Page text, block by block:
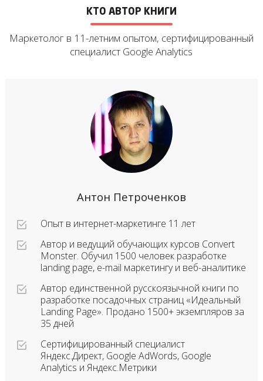
КТО АВТОР КНИГИ
Маркетолог в 11-летним опытом, сертифицированный
специалист Google Analytics
Антон Петроченков
Опыт в интернет-маркетинге 11 лет
Автор и ведущий обучающих курсов Convert
Monster. Обучил 1500 человек разработке
landing page, e-mail маркетингу и веб-аналитике
Автор единственной русскоязычной книги по
разработке посадочных страниц «Идеальный
Landing Page». Продано 1500+ экземпляров за
35 дней
Сертифицированный специалист
Яндекс.Директ, Google AdWords, Google
Analytics и Яндекс.Метрики